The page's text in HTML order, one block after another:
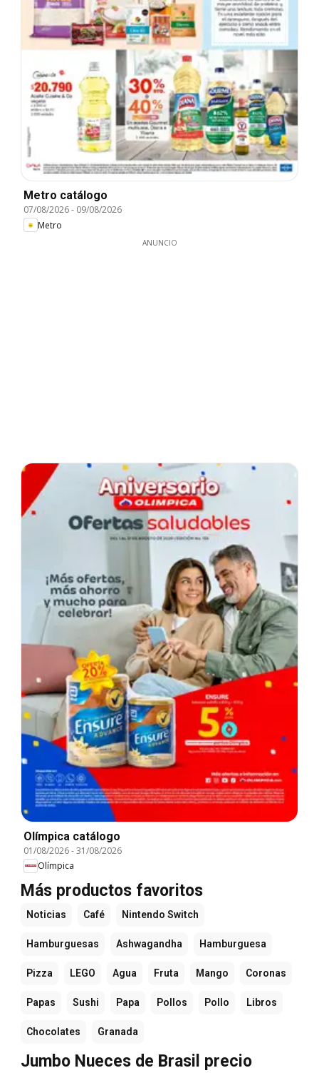
Metro catálogo
07/08/2026- 09/08/2026
Metro
ANUNCIO
Olímpica catálogo
01/08/2026-31/08/2026
Olímpica
Más productos favoritos
Noticias Café Nintendo Switch
Hamburguesas Ashwagandha Hamburguesa
Pizza LEGO Agua Fruta Mango Coronas
Papas Sushi Papa Pollos Pollo Libros
Chocolates Granada
Jumbo Nueces de Brasil precio